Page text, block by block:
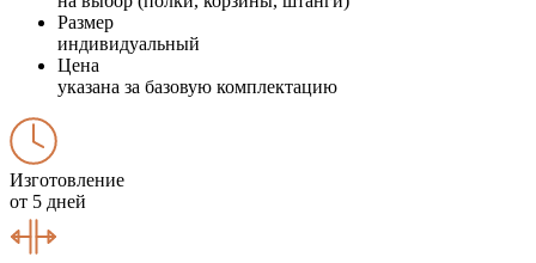
Размер
индивидуальный
Цена
указана за базовую комплектацию
Изготовление
от 5 дней